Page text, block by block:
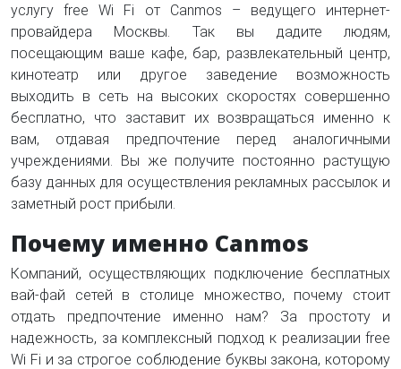
услугу free Wi Fi от Canmos – ведущего интернет-
провайдера Москвы. Так вы дадите людям,
посещающим ваше кафе, бар, развлекательный центр,
кинотеатр или другое заведение возможность
выходить в сеть на высоких скоростях совершенно
бесплатно, что заставит их возвращаться именно к
вам, отдавая предпочтение перед аналогичными
учреждениями. Вы же получите постоянно растущую
базу данных для осуществления рекламных рассылок и
заметный рост прибыли.
Почему именно Canmos
Компаний, осуществляющих подключение бесплатных
вай-фай сетей в столице множество, почему стоит
отдать предпочтение именно нам? За простоту и
надежность, за комплексный подход к реализации free
Wi Fi и за строгое соблюдение буквы закона, которому